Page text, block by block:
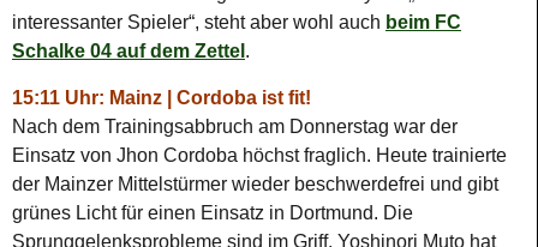
interessanter Spieler“, steht aber wohl auch beim FC
Schalke 04 auf dem Zettel .
15:11 Uhr: Mainz | Cordoba ist fit!
Nach dem Trainingsabbruch am Donnerstag war der
Einsatz von Jhon Cordoba höchst fraglich. Heute trainierte
der Mainzer Mittelstürmer wieder beschwerdefrei und gibt
grünes Licht für einen Einsatz in Dortmund. Die
Sprunggelenksprobleme sind im Griff, Yoshinori Muto hat